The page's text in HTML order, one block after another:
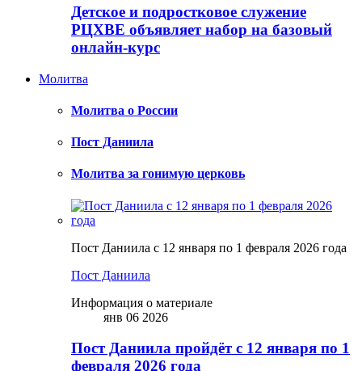
Детское и подростковое служение
РЦХВЕ объявляет набор на базовый
онлайн-курс
Молитва
Молитва о России
Пост Даниила
Молитва за гонимую церковь
Пост Даниила с 12 января по 1 февраля 2026 года
Пост Даниила
Информация о материале
янв 06 2026
Пост Даниила пройдёт с 12 января по 1
февраля 2026 года